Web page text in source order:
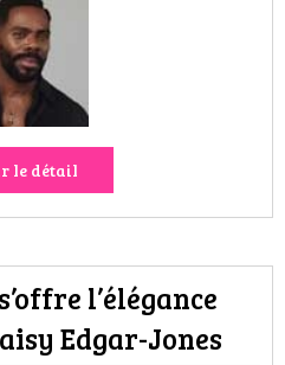
le détail
l’élégance
Edgar-Jones